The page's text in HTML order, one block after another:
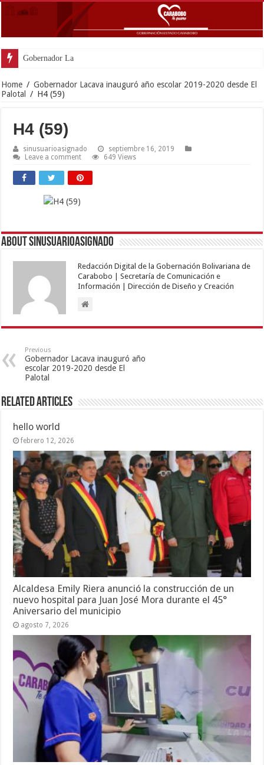
Gobernador Lacava anunció c
Home / Gobernador Lacava inauguró año escolar 2019-2020 desde El
Palotal / H4 (59)
H4 (59)
sinusuarioasignado
septiembre 16, 2019
Leave a comment
649 Views
About sinusuarioasignado
Redacción Digital de la Gobernación Bolivariana de
Carabobo | Secretaría de Comunicación e
Información | Dirección de Diseño y Creación
Previous
Gobernador Lacava inauguró año
escolar 2019-2020 desde El
Palotal
Related Articles
hello world
febrero 12, 2026
Alcaldesa Emily Riera anunció la construcción de un
nuevo hospital para Juan José Mora durante el 45°
Aniversario del municipio
agosto 7, 2026